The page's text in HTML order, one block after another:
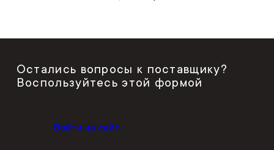
Остались вопросы к поставщику?
Воспользуйтесь этой формой
Войти на сайт